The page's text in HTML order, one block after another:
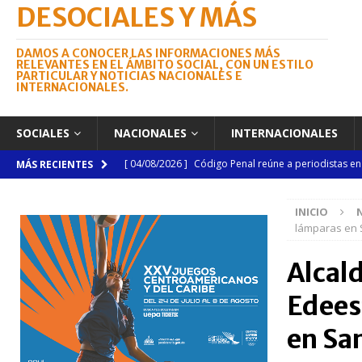
DESOCIALES Y MÁS
DAMOS A CONOCER LAS INFORMACIONES MÁS
RELEVANTES EN EL ÁMBITO SOCIAL, CON UN ESTILO
PARTICULAR Y NOTICIAS NACIONALES E
INTERNACIONALES.
SOCIALES NACIONALES INTERNACIONALES
MÁS RECIENTES [ 04/08/2026 ] Código Penal reúne a periodistas
[ 04/08/2026 ] Arritmia puede explicar por qué el
[ 04/08/2026 ]
[ 04/08/2026 ] Migración somete a la justicia a
NACIONALES
[ 06/08/2026 ]
Mujer reportada como
en la avenida Las Américas
INICIO
lámparas en
en